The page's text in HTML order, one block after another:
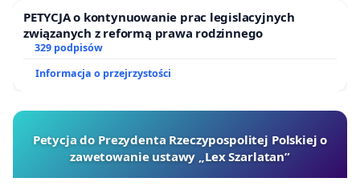
PETYCJA o kontynuowanie prac legislacyjnych
związanych z reformą prawa rodzinnego
329 podpisów
Informacja o przejrzystości
Petycja do Prezydenta Rzeczypospolitej Polskiej o
zawetowanie ustawy „Lex Szarlatan”